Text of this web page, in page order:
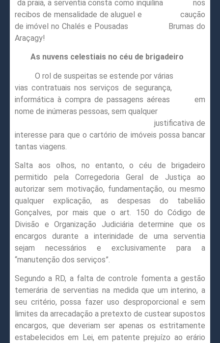
da praia, a serventia consta como inquilina nos
recibos de mensalidade de aluguel e caução
de imóvel no Chalés e Pousadas Brumas do
Araçagy!
As nuvens celestiais no céu de brigadeiro
O rol de suspeitas se estende por várias
vias contratuais nos serviços de segurança,
informática à compra de passagens aéreas em
nome de inúmeras pessoas, sem qualquer
justificativa de
interesse para que o cartório de imóveis possa bancar
tantas viagens.
Salta aos olhos, no entanto, o céu de brigadeiro
permitido pela Corregedoria Geral de Justiça ao
autorizar sem motivação, fundamentação, ou mesmo
qualquer explicação, as despesas do tabelião
Gonçalves, por mais que o art. 150 do Código de
Divisão e Organização Judiciária determine que os
encargos durante a interinidade de uma serventia
sejam necessários e exclusivamente para a
“manutenção dos serviços”.
Segundo a RD, a falta de controle fomenta a gestão
temerária de serventias na medida que um interino, a
seu critério, possa fazer uso desproporcional e sem
limites da arrecadação a pretexto de custear supostos
encargos, que deveriam ser apenas os estritamente
estabelecidos em Lei, em patente prejuízo ao erário